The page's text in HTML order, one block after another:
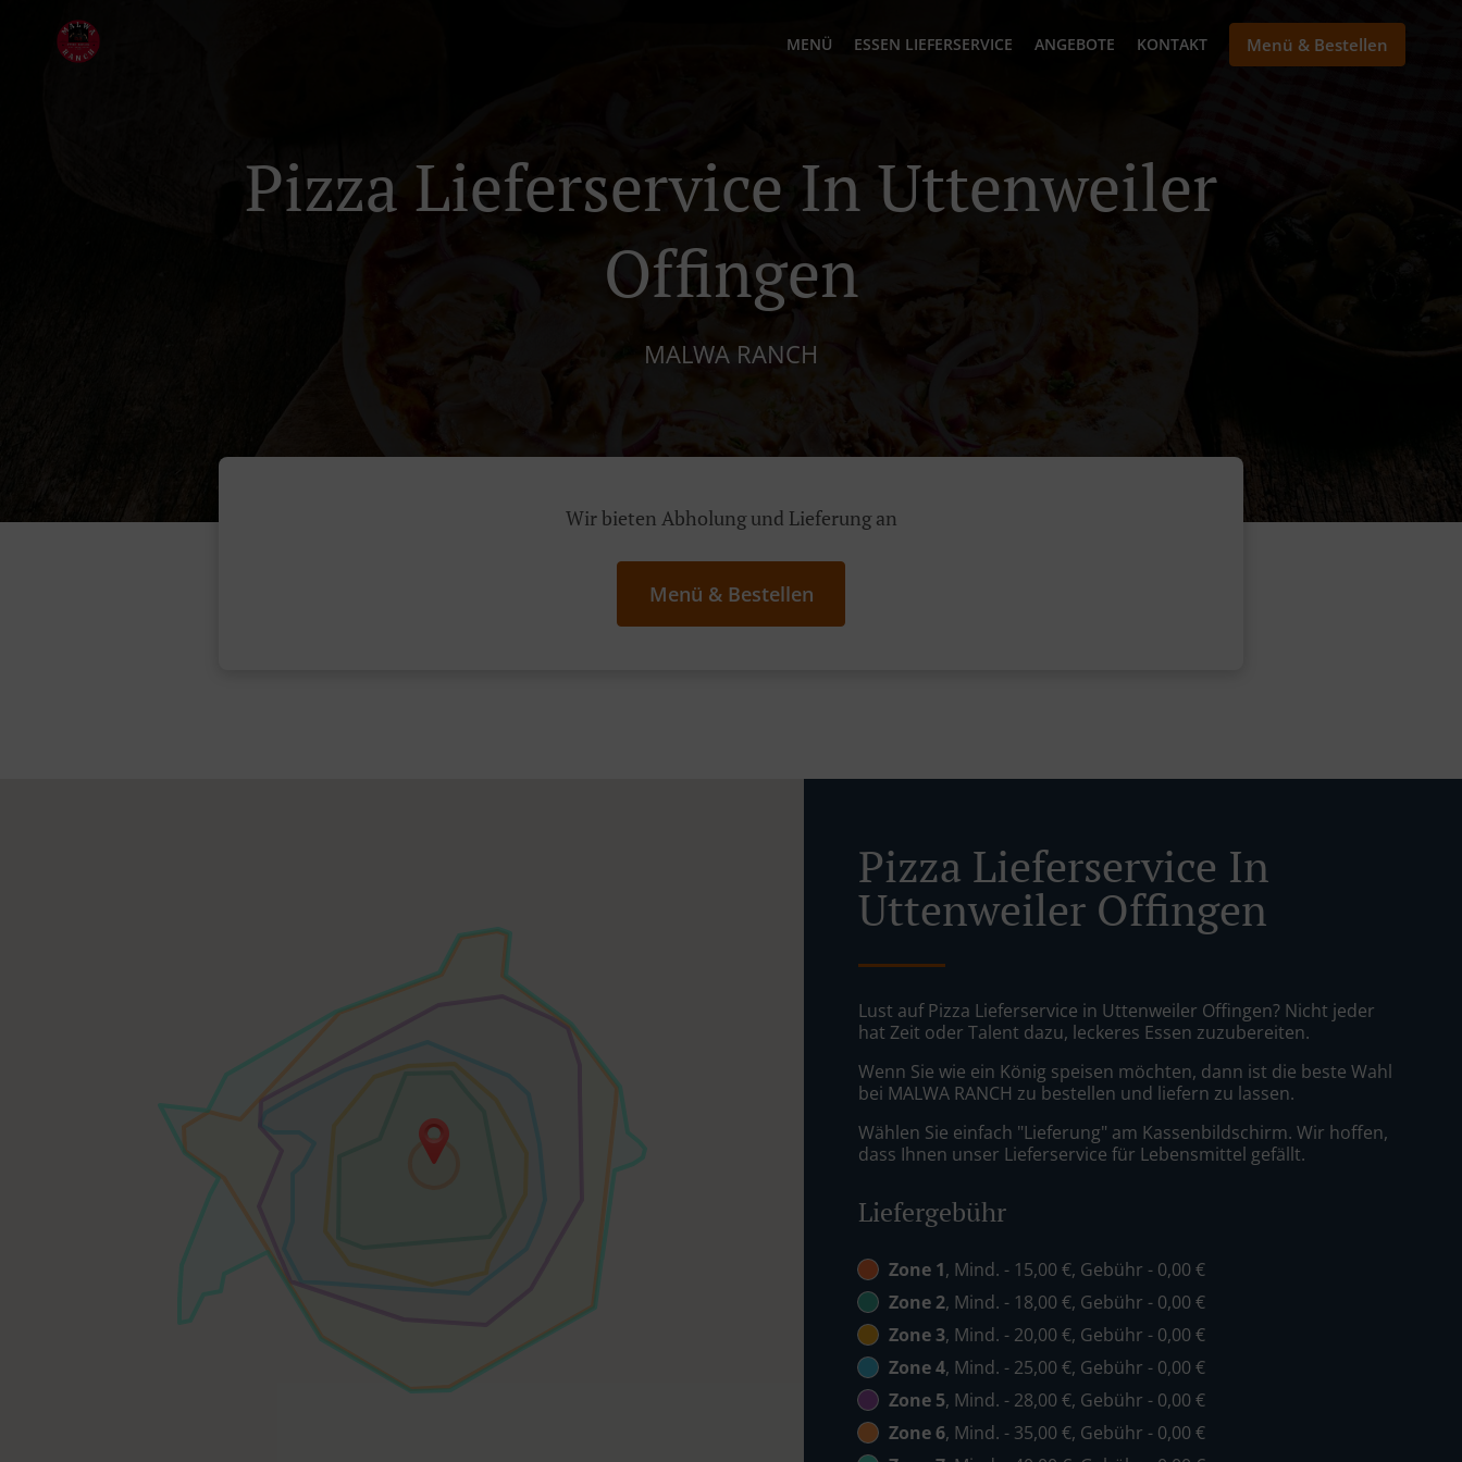
MENÜ ESSEN LIEFERSERVICE ANGEBOTE KONTAKT Menü & Bestellen
Pizza Lieferservice In Uttenweiler
Offingen
MALWA RANCH
Wir bieten Abholung und Lieferung an
Menü & Bestellen
Pizza Lieferservice In
Uttenweiler Offingen
Lust auf Pizza Lieferservice in Uttenweiler Offingen? Nicht jeder
hat Zeit oder Talent dazu, leckeres Essen zuzubereiten.
Wenn Sie wie ein König speisen möchten, dann ist die beste Wahl
bei MALWA RANCH zu bestellen und liefern zu lassen.
Wählen Sie einfach "Lieferung" am Kassenbildschirm. Wir hoffen,
dass Ihnen unser Lieferservice für Lebensmittel gefällt.
Liefergebühr
Zone 1, Mind. - 15,00 €, Gebühr - 0,00 €
Zone 2, Mind. - 18,00 €, Gebühr - 0,00 €
Zone 3, Mind. - 20,00 €, Gebühr - 0,00 €
Zone 4, Mind. - 25,00 €, Gebühr - 0,00 €
Zone 5, Mind. - 28,00 €, Gebühr - 0,00 €
Zone 6, Mind. - 35,00 €, Gebühr - 0,00 €